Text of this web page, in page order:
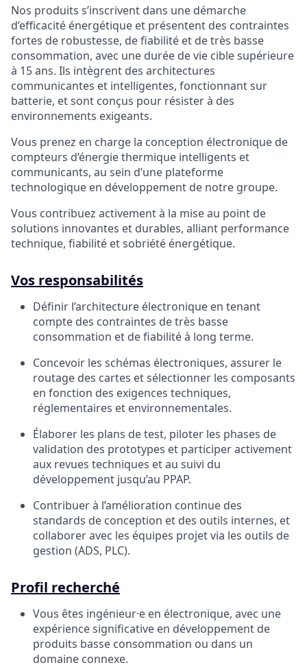
Nos produits s’inscrivent dans une démarche
d’efficacité énergétique et présentent des contraintes
fortes de robustesse, de fiabilité et de très basse
consommation, avec une durée de vie cible supérieure
à 15 ans. Ils intègrent des architectures
communicantes et intelligentes, fonctionnant sur
batterie, et sont conçus pour résister à des
environnements exigeants.
Vous prenez en charge la conception électronique de
compteurs d’énergie thermique intelligents et
communicants, au sein d’une plateforme
technologique en développement de notre groupe.
Vous contribuez activement à la mise au point de
solutions innovantes et durables, alliant performance
technique, fiabilité et sobriété énergétique.
Vos responsabilités
Définir l’architecture électronique en tenant
compte des contraintes de très basse
consommation et de fiabilité à long terme.
Concevoir les schémas électroniques, assurer le
routage des cartes et sélectionner les composants
en fonction des exigences techniques,
réglementaires et environnementales.
Élaborer les plans de test, piloter les phases de
validation des prototypes et participer activement
aux revues techniques et au suivi du
développement jusqu’au PPAP.
Contribuer à l’amélioration continue des
standards de conception et des outils internes, et
collaborer avec les équipes projet via les outils de
gestion (ADS, PLC).
Profil recherché
Vous êtes ingénieur·e en électronique, avec une
expérience significative en développement de
produits basse consommation ou dans un
domaine connexe.